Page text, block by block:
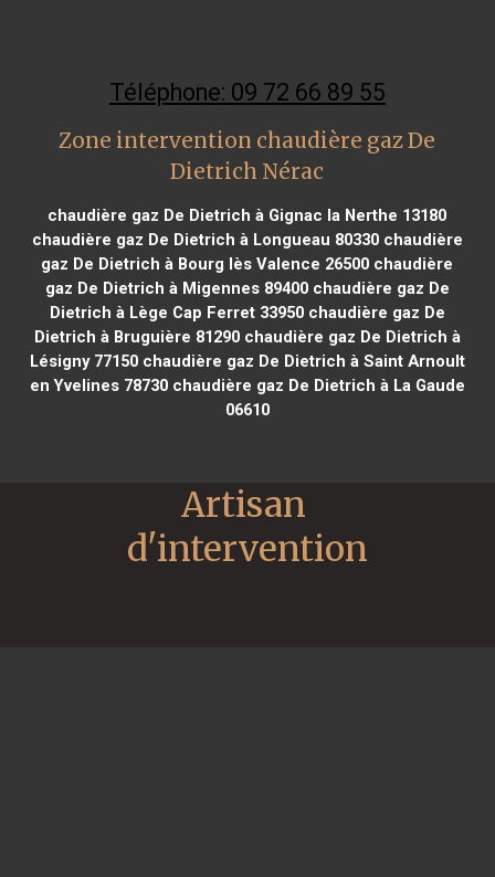
Téléphone: 09 72 66 89 55
Zone intervention chaudière gaz De
Dietrich Nérac
chaudière gaz De Dietrich à Gignac la Nerthe 13180
chaudière gaz De Dietrich à Longueau 80330chaudière
gaz De Dietrich à Bourg lès Valence 26500 chaudière
gaz De Dietrich à Migennes 89400chaudière gaz De
Dietrich à Lège Cap Ferret 33950chaudière gaz De
Dietrich à Bruguière 81290chaudière gaz De Dietrich à
Lésigny 77150chaudière gaz De Dietrich à Saint Arnoult
en Yvelines 78730chaudière gaz De Dietrich à La Gaude
06610
Artisan
d'intervention